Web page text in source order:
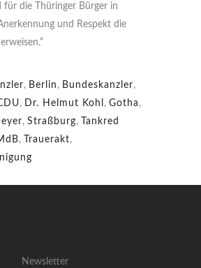
für die Thüringer Bürger in
und Respekt die
, Berlin , Bundeskanzler,
, Dr. Helmut Kohl , Gotha ,
, Straßburg,
Tankred
, Trauerakt,
Newsletter